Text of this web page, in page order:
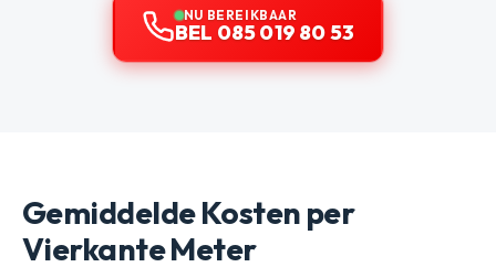
NU BEREIKBAAR
BEL 085 019 80 53
Gemiddelde Kosten per
Vierkante Meter